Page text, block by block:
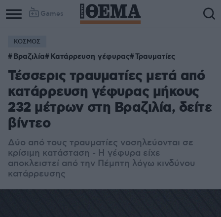
Games
ΚΟΣΜΟΣ
Βραζιλία Κατάρρευση γέφυρας Τραυματίες
Τέσσερις τραυματίες μετά από
κατάρρευση γέφυρας μήκους
232 μέτρων στη Βραζιλία, δείτε
βίντεο
Δύο από τους τραυματίες νοσηλεύονται σε
κρίσιμη κατάσταση - Η γέφυρα είχε
αποκλειστεί από την Πέμπτη λόγω κινδύνου
κατάρρευσης